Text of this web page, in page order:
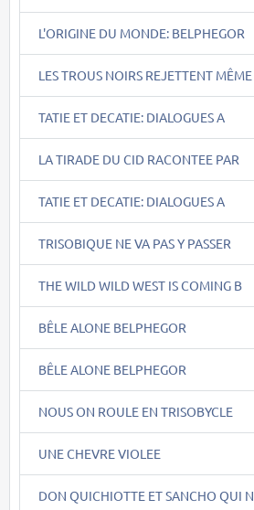
L'ORIGINE DU MONDE: BELPHEGOR
LES TROUS NOIRS REJETTENT MÊME
TATIE ET DECATIE: DIALOGUES A
LA TIRADE DU CID RACONTEE PAR
TATIE ET DECATIE: DIALOGUES A
TRISOBIQUE NE VA PAS Y PASSER
THE WILD WILD WEST IS COMING B
BÊLE ALONE BELPHEGOR
BÊLE ALONE BELPHEGOR
NOUS ON ROULE EN TRISOBYCLE
UNE CHEVRE VIOLEE
DON QUICHIOTTE ET SANCHO QUI N